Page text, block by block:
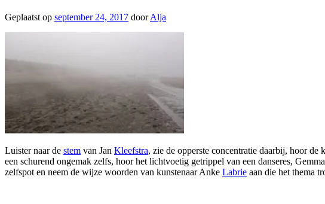
Geplaatst op september 24, 2017 doorAlja
Luister naar de stem van Jan Kleefstra, zie de opperste concentratie daarbij, hoor
een schurend ongemak zelfs, hoor het lichtvoetig getrippel van een danseres,
zelfspot en neem de wijze woorden van kunstenaar Anke Labrie aan die het thema